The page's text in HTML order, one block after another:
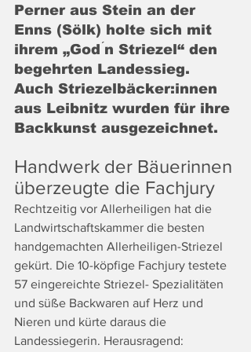
Perner aus Stein an der
Enns (Sölk) holte sich mit
ihrem „God ́n Striezel“ den
begehrten Landessieg.
Auch Striezelbäcker:innen
aus Leibnitz wurden für ihre
Backkunst ausgezeichnet.
Handwerk der Bäuerinnen
überzeugte die Fachjury
Rechtzeitig vor Allerheiligen hat die
Landwirtschaftskammer die besten
handgemachten Allerheiligen-Striezel
gekürt. Die 10-köpfige Fachjury testete
57 eingereichte Striezel- Spezialitäten
und süße Backwaren auf Herz und
Nieren und kürte daraus die
Landessiegerin. Herausragend: